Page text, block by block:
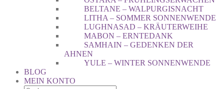
BELTANE – WALPURGISNACHT
LITHA – SOMMER SONNENWENDE
LUGHNASAD – KRÄUTERWEIHE
MABON – ERNTEDANK
SAMHAIN – GEDENKEN DER
AHNEN
YULE – WINTER SONNENWENDE
BLOG
MEIN KONTO